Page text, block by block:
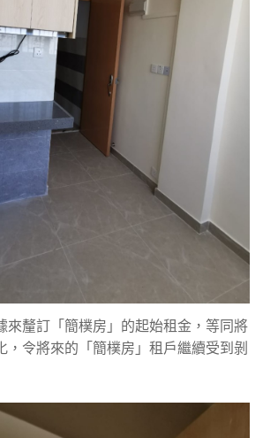
來釐訂「簡樸房」的起始租金，等同將
，令將來的「簡樸房」租戶繼續受到剝